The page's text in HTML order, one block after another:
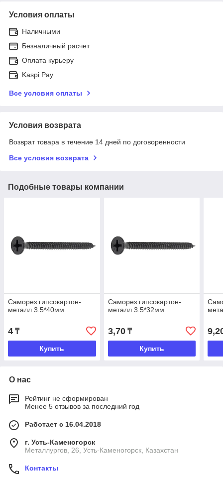
Условия оплаты
Наличными
Безналичный расчет
Оплата курьеру
Kaspi Pay
Все условия оплаты
Условия возврата
Возврат товара в течение 14 дней по договоренности
Все условия возврата
Подобные товары компании
Саморез гипсокартон-
металл 3.5*40мм
4 ₸
Купить
Саморез гипсокартон-
металл 3.5*32мм
3,70₸
Купить
О нас
Рейтинг не сформирован
Менее 5 отзывов за последний год
Работает с 16.04.2018
г. Усть-Каменогорск
Металлургов, 26, Усть-Каменогорск, Казахстан
Контакты